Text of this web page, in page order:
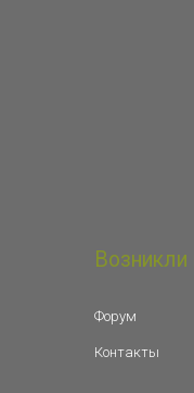
Форум
Контакты